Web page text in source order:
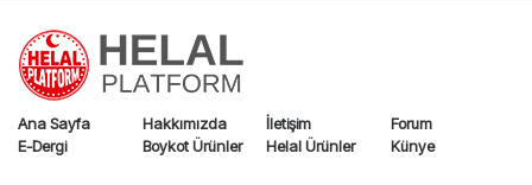
Ana Sayfa Hakkımızda İletişim
Forum
E-Dergi
Boykot Ürünler Helal Ürünler Künye